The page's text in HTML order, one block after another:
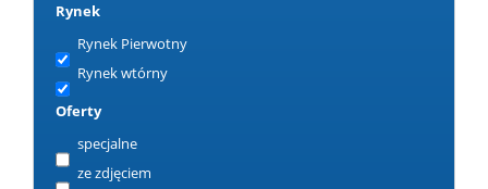
Rynek
Rynek Pierwotny
Rynek wtórny
Oferty
specjalne
ze zdjęciem